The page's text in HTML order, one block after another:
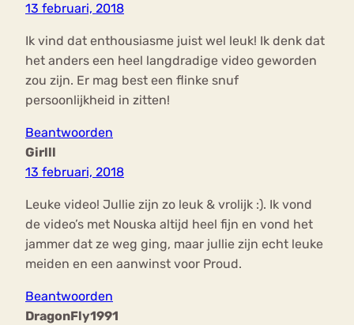
13 februari, 2018
Ik vind dat enthousiasme juist wel leuk! Ik denk dat
het anders een heel langdradige video geworden
zou zijn. Er mag best een flinke snuf
persoonlijkheid in zitten!
Beantwoorden
Girlll
13 februari, 2018
Leuke video! Jullie zijn zo leuk & vrolijk :). Ik vond
de video’s met Nouska altijd heel fijn en vond het
jammer dat ze weg ging, maar jullie zijn echt leuke
meiden en een aanwinst voor Proud.
Beantwoorden
DragonFly1991